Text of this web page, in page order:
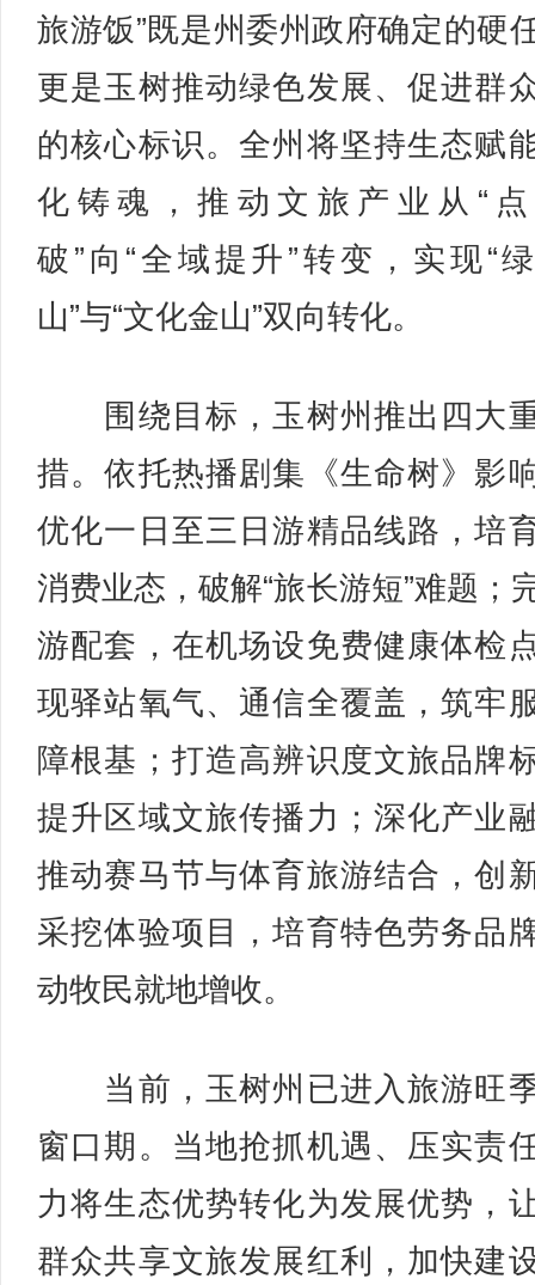
旅游饭”既是州委州政府确定的硬
更是玉树推动绿色发展、促进群
的核心标识。全州将坚持生态赋
化铸魂，推动文旅产业从“
破”向“全域提升”转变，实现“
山”与“文化金山”双向转化。
围绕目标，玉树州推出四大
措。依托热播剧集《生命树》影
优化一日至三日游精品线路，培
消费业态，破解“旅长游短”难题；
游配套，在机场设免费健康体检
现驿站氧气、通信全覆盖，筑牢
障根基；打造高辨识度文旅品牌
提升区域文旅传播力；深化产业
推动赛马节与体育旅游结合，创
采挖体验项目，培育特色劳务品
动牧民就地增收。
当前，玉树州已进入旅游旺
窗口期。当地抢抓机遇、压实责
力将生态优势转化为发展优势，
群众共享文旅发展红利，加快建